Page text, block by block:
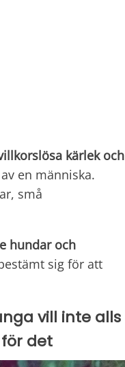
kärlek och
en människa.
små
hundar och
sig för att
vill inte alls
det